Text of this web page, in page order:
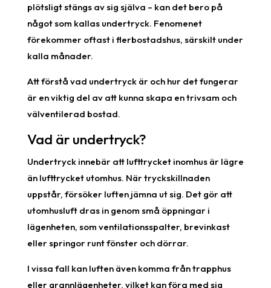
plötsligt stängs av sig själva – kan det bero på
något som kallas undertryck. Fenomenet
förekommer oftast i flerbostadshus, särskilt under
kalla månader.
Att förstå vad undertryck är och hur det fungerar
är en viktig del av att kunna skapa en trivsam och
välventilerad bostad.
Vad är undertryck?
Undertryck innebär att lufttrycket inomhus är lägre
än lufttrycket utomhus. När tryckskillnaden
uppstår, försöker luften jämna ut sig. Det gör att
utomhusluft dras in genom små öppningar i
lägenheten, som ventilationsspalter, brevinkast
eller springor runt fönster och dörrar.
I vissa fall kan luften även komma från trapphus
eller grannlägenheter, vilket kan föra med sig